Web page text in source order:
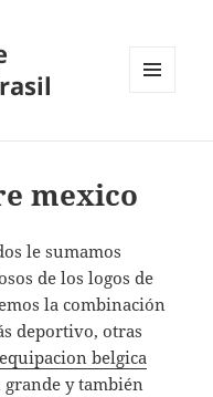
mexico
le sumamos
de los logos de
la combinación
deportivo, otras
equipacion belgica
grande y también